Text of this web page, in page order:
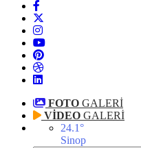
FOTO GALERİ
VİDEO GALERİ
24.1 °
Sinop